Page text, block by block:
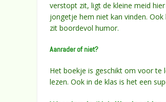
verstopt zit, ligt de kleine meid
jongetje hem niet kan vinden.
zit boordevol humor.
Aanrader of niet?
Het boekje is geschikt om voor te
lezen. Ook in de klas is het een